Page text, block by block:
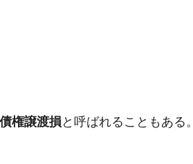
権譲渡損と呼ばれることもある